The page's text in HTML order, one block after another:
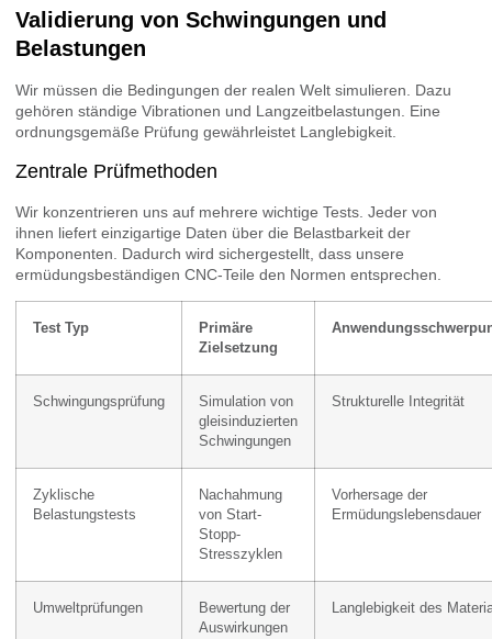
Validierung von Schwingungen und
Belastungen
Wir müssen die Bedingungen der realen Welt simulieren. Dazu
gehören ständige Vibrationen und Langzeitbelastungen. Eine
ordnungsgemäße Prüfung gewährleistet Langlebigkeit.
Zentrale Prüfmethoden
Wir konzentrieren uns auf mehrere wichtige Tests. Jeder von
ihnen liefert einzigartige Daten über die Belastbarkeit der
Komponenten. Dadurch wird sichergestellt, dass unsere
ermüdungsbeständigen CNC-Teile den Normen entsprechen.
Test Typ
Primäre
Zielsetzung
Schwingungsprüfung
Simulation von
gleisinduzierten
Schwingungen
Strukturelle Integrität
Zyklische
Belastungstests
Nachahmung
von Start-
Stopp-
Stresszyklen
Vorhersage der
Ermüdungslebensdauer
Umweltprüfungen
Bewertung der
Auswirkungen
Langlebigkeit des